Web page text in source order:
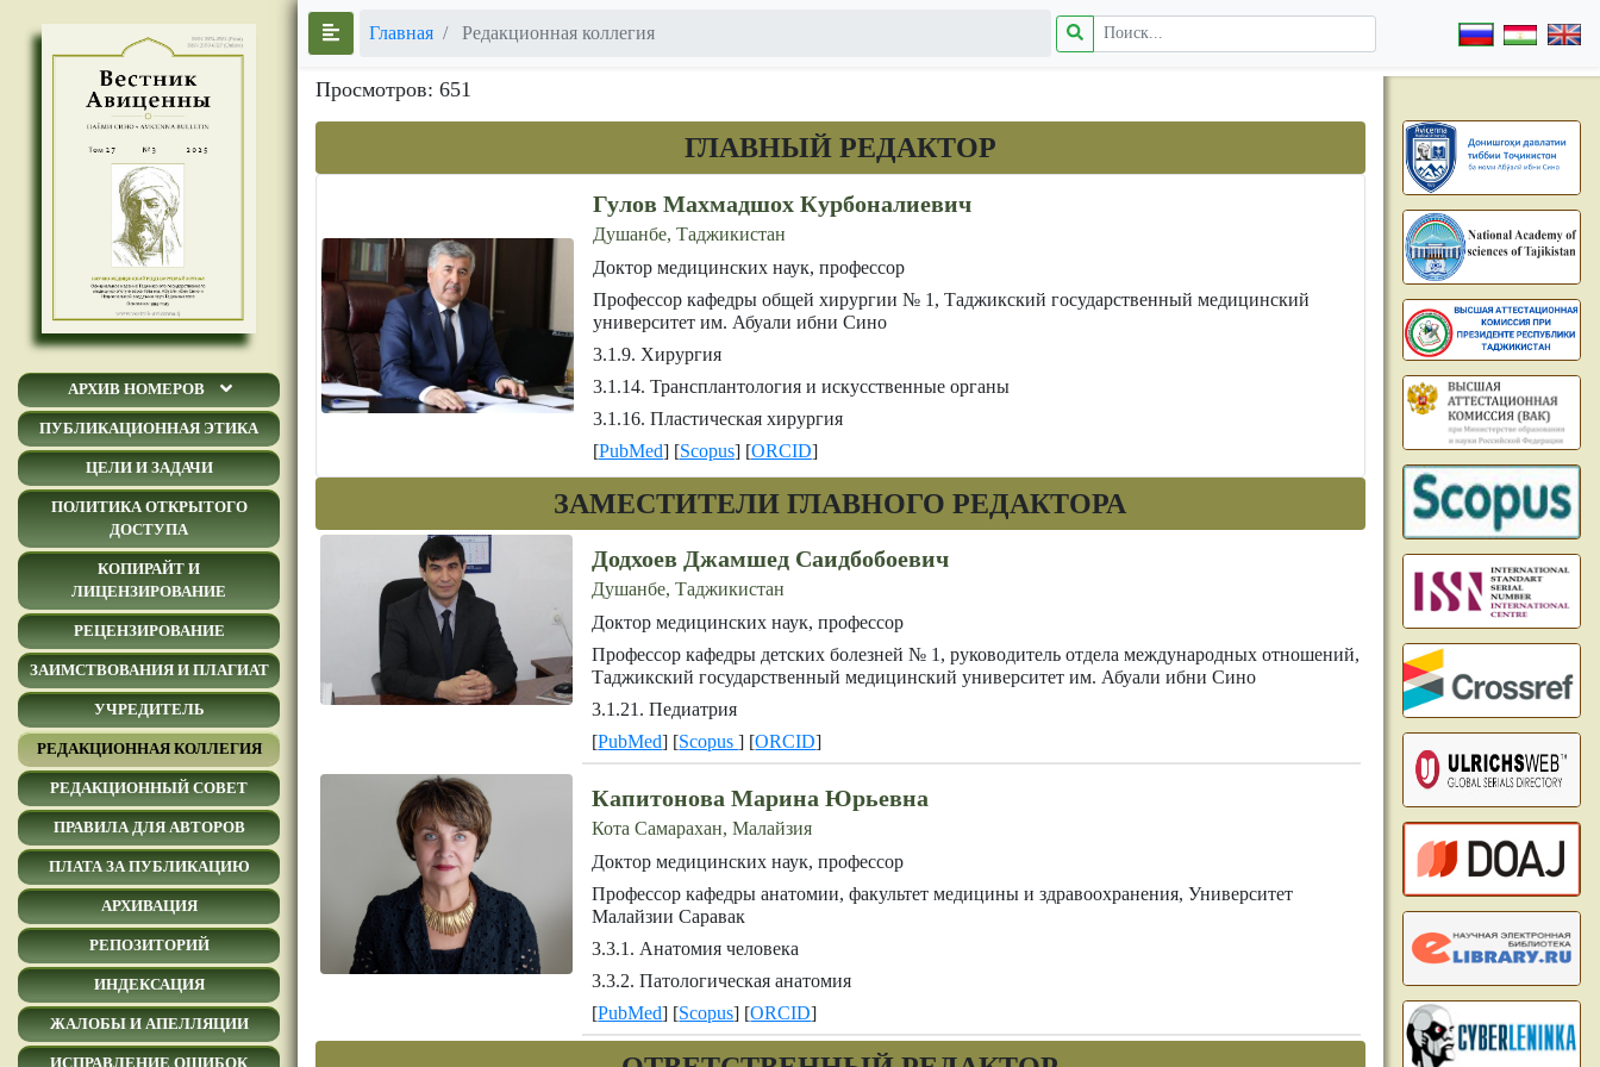
АРХИВ НОМЕРОВ
ПУБЛИКАЦИОННАЯ ЭТИКА
ЦЕЛИ И ЗАДАЧИ
ПОЛИТИКА ОТКРЫТОГО
ДОСТУПА
КОПИРАЙТ И
ЛИЦЕНЗИРОВАНИЕ
РЕЦЕНЗИРОВАНИЕ
ЗАИМСТВОВАНИЯ И ПЛАГИАТ
УЧРЕДИТЕЛЬ
РЕДАКЦИОННАЯ КОЛЛЕГИЯ
РЕДАКЦИОННЫЙ СОВЕТ
ПРАВИЛА ДЛЯ АВТОРОВ
ПЛАТА ЗА ПУБЛИКАЦИЮ
АРХИВАЦИЯ
РЕПОЗИТОРИЙ
ИНДЕКСАЦИЯ
ЖАЛОБЫ И АПЕЛЛЯЦИИ
ИСПРАВЛЕНИЕ ОШИБОК
Главная Редакционная коллегия
Просмотров: 651
ГЛАВНЫЙ РЕДАКТОР
Гулов Махмадшох Курбоналиевич
Душанбе, Таджикистан
Доктор медицинских наук, профессор
Профессор кафедры общей хирургии № 1, Таджикский государственный медицинский
университет им. Абуали ибни Сино
3.1.9. Хирургия
3.1.14. Трансплантология и искусственные органы
3.1.16. Пластическая хирургия
[PubMed] [Scopus] [ORCID]
ЗАМЕСТИТЕЛИ ГЛАВНОГО РЕДАКТОРА
Додхоев Джамшед Саидбобоевич
Душанбе, Таджикистан
Доктор медицинских наук, профессор
Профессор кафедры детских болезней № 1, руководитель отдела международных отношений,
Таджикский государственный медицинский университет им. Абуали ибни Сино
3.1.21. Педиатрия
[PubMed] [Scopus] [ORCID]
Капитонова Марина Юрьевна
Кота Самарахан, Малайзия
Доктор медицинских наук, профессор
Профессор кафедры анатомии, факультет медицины и здравоохранения, Университет
Малайзии Саравак
3.3.1. Анатомия человека
3.3.2. Патологическая анатомия
[PubMed] [Scopus] [ORCID]